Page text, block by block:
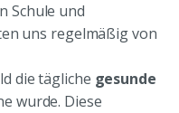
Schule und
uns regelmäßig von
die tägliche gesunde
wurde. Diese